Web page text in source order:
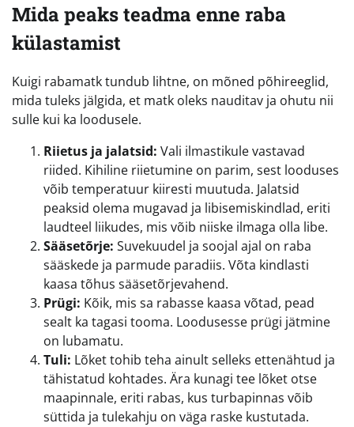
Mida peaks teadma enne raba
külastamist
Kuigi rabamatk tundub lihtne, on mõned põhireeglid,
mida tuleks jälgida, et matk oleks nauditav ja ohutu nii
sulle kui ka loodusele.
Riietus ja jalatsid: Vali ilmastikule vastavad
riided. Kihiline riietumine on parim, sest looduses
võib temperatuur kiiresti muutuda. Jalatsid
peaksid olema mugavad ja libisemiskindlad, eriti
laudteel liikudes, mis võib niiske ilmaga olla libe.
Sääsetõrje: Suvekuudel ja soojal ajal on raba
sääskede ja parmude paradiis. Võta kindlasti
kaasa tõhus sääsetõrjevahend.
Prügi: Kõik, mis sa rabasse kaasa võtad, pead
sealt ka tagasi tooma. Loodusesse prügi jätmine
on lubamatu.
Tuli: Lõket tohib teha ainult selleks ettenähtud ja
tähistatud kohtades. Ära kunagi tee lõket otse
maapinnale, eriti rabas, kus turbapinnas võib
süttida ja tulekahju on väga raske kustutada.